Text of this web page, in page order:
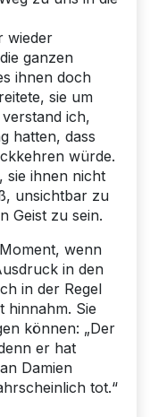
wieder
ganzen
ihnen doch
sie um
ich,
hatten, dass
würde.
sie ihnen nicht
unsichtbar zu
Geist zu sein.
wenn
in den
in der Regel
hinnahm. Sie
können: „Der
er hat
Damien
tot.“